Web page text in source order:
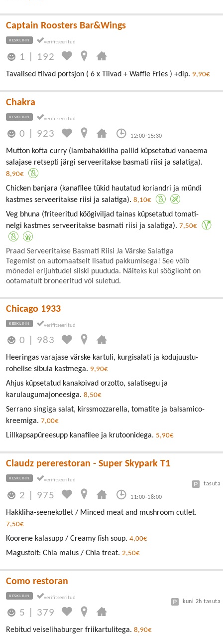
Captain Roosters Bar&Wings
KESKLINN
1 192
Tavalised tiivad portsjon ( 6 x Tiivad + Waffle Fries ) +dip. 9,90€
Chakra
KESKLINN
0 923 12:00-15:30
Mutton kofta curry (lambahakkliha pallid küpsetatud vanaema
salajase retsepti järgi serveeritakse basmati riisi ja salatiga).
8,90€
Chicken banjara (kanafilee tükid hautatud koriandri ja mündi
kastmes serveeritakse riisi ja salatiga). 8,10€
Veg bhuna (friteeritud köögiviljad tainas küpsetatud tomati-
nelgi kastmes serveeritakse basmati riisi ja salatiga). 7,50€
Praad Serveeritakse Basmati Riisi Ja Värske Salatiga
Tegemist on automaatselt lisatud pakkumisega! See võib
mõnedel erijuhtudel siiski puududa. Näiteks kui söögikoht on
ootamatult broneeritud või suletud.
Chicago 1933
KESKLINN
0 983
Heeringas varajase värske kartuli, kurgisalati ja kodujuustu-
rohelise sibula kastmega. 9,90€
Ahjus küpsetatud kanakoivad orzotto, salatisegu ja
karulaugumajoneesiga. 8,50€
Serrano singiga salat, kirssmozzarella, tomatite ja balsamico-
kreemiga. 7,00€
Lillkapsapüreesupp kanafilee ja krutoonidega. 5,90€
Claudz pererestoran - Super Skypark T1
KESKLINN
2 975 11:00-18:00
tasuta
Hakkliha-seenekotlet / Minced meat and mushroom cutlet.
7,50€
Koorene kalasupp / Creamy fish soup. 4,00€
Magustoit: Chia maius / Chia treat. 2,50€
Como restoran
KESKLINN
5 379
kuni 2h tasuta
Rebitud veiselihaburger friikartulitega. 8,90€